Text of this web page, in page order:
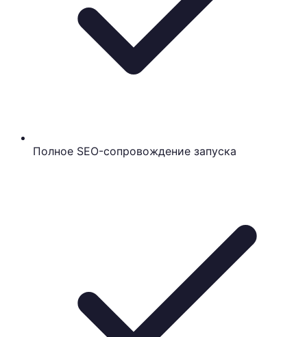
Полное SEO-сопровождение запуска